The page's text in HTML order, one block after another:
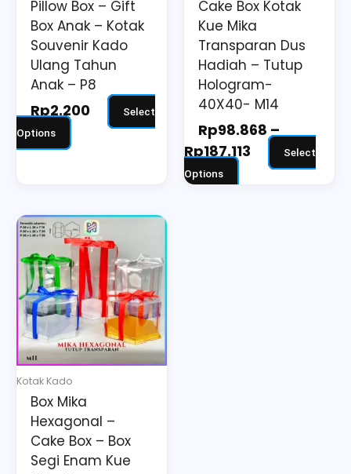
Pillow Box – Gift
Box Anak – Kotak
Souvenir Kado
Ulang Tahun
Anak – P8
Rp2.200
Select
Options
chosen
on
the
product
page
Cake Box Kotak
Kue Mika
Transparan Dus
Hadiah – Tutup
Hologram-
40X40- M14
Rp98.868 –
Rp187.113
Select
Options
chosen
on
the
product
page
Kotak Kado
Box Mika
Hexagonal –
Cake Box – Box
Segi Enam Kue
Price
range:
Rp41.198
through
Rp71.398
This
product
has
multiple
variants.
The
options
be
chosen
on
the